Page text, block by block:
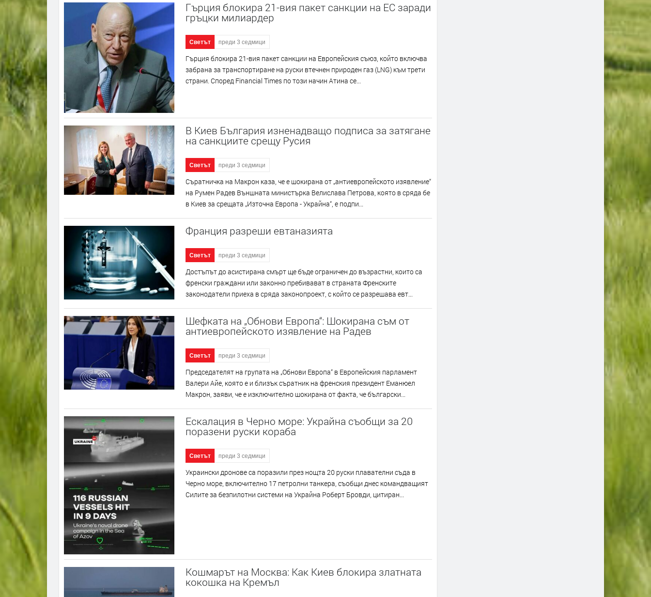
Гърция блокира 21-вия пакет санкции на ЕС заради
гръцки милиардер
Светът преди 3 седмици
Гърция блокира 21-вия пакет санкции на Европейския съюз, който включва
забрана за транспортиране на руски втечнен природен газ (LNG) към трети
страни. Според Financial Times по този начин Атина се...
В Киев България изненадващо подписа за затягане
на санкциите срещу Русия
Светът преди 3 седмици
Съратничка на Макрон каза, че е шокирана от „антиевропейското изявление“
на Румен Радев Външната министърка Велислава Петрова, която в сряда бе
в Киев за срещата „Източна Европа - Украйна“, е подпи...
Франция разреши евтаназията
Светът преди 3 седмици
Достъпът до асистирана смърт ще бъде ограничен до възрастни, които са
френски граждани или законно пребивават в страната Френските
законодатели приеха в сряда законопроект, с който се разрешава евт...
Шефката на „Обнови Европа“: Шокирана съм от
антиевропейското изявление на Радев
Светът преди 3 седмици
Председателят на групата на „Обнови Европа“ в Европейския парламент
Валери Айе, която е и близък съратник на френския президент Еманюел
Макрон, заяви, че е изключително шокирана от факта, че български...
Ескалация в Черно море: Украйна съобщи за 20
поразени руски кораба
Светът преди 3 седмици
Украински дронове са поразили през нощта 20 руски плавателни съда в
Черно море, включително 17 петролни танкера, съобщи днес командващият
Силите за безпилотни системи на Украйна Роберт Бровди, цитиран...
Кошмарът на Москва: Как Киев блокира златната
кокошка на Кремъл